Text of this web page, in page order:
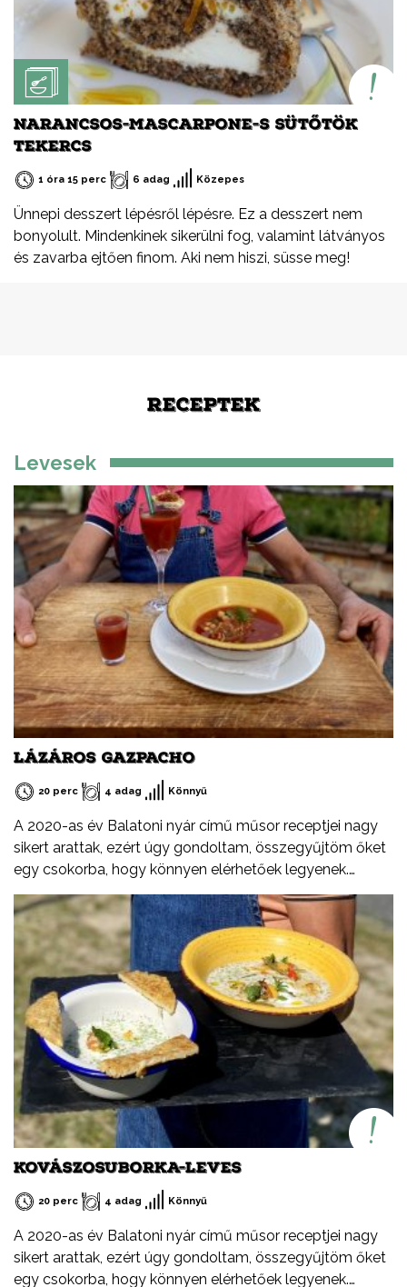
NARANCSOS-MASCARPONE-S SÜTŐTÖK
TEKERCS
1 óra 15 perc 6 adag Közepes
Ünnepi desszert lépésről lépésre. Ez a desszert nem
bonyolult. Mindenkinek sikerülni fog, valamint látványos
és zavarba ejtően finom. Aki nem hiszi, süsse meg!
RECEPTEK
Levesek
LÁZÁROS GAZPACHO
20 perc 4 adag Könnyű
A 2020-as év Balatoni nyár című műsor receptjei nagy
sikert arattak, ezért úgy gondoltam, összegyűjtöm őket
egy csokorba, hogy könnyen elérhetőek legyenek.
Ezeket a recepteket nem csak nyáron, hanem az év
minden időszakában elkészítheted, mint ahogy a
Balatont is egész évben látogathatod! Jó főzést, és jó
étvágyát kívánok!
KOVÁSZOSUBORKA-LEVES
20 perc 4 adag Könnyű
A 2020-as év Balatoni nyár című műsor receptjei nagy
sikert arattak, ezért úgy gondoltam, összegyűjtöm őket
egy csokorba, hogy könnyen elérhetőek legyenek.